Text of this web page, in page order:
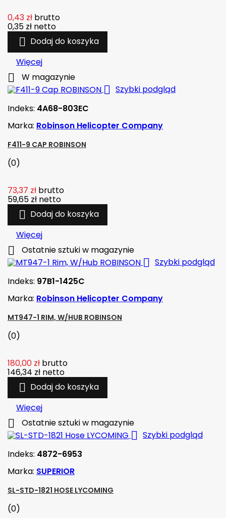
0,43 zł brutto
0,35 zł netto
 Dodaj do koszyka
Więcej
 W magazynie
 Szybki podgląd
Indeks: 4A68-803EC
Marka: Robinson Helicopter Company
F411-9 CAP ROBINSON
(0)
73,37 zł brutto
59,65 zł netto
 Dodaj do koszyka
Więcej
 Ostatnie sztuki w magazynie
 Szybki podgląd
Indeks: 97B1-1425C
Marka: Robinson Helicopter Company
MT947-1 RIM, W/HUB ROBINSON
(0)
180,00 zł brutto
146,34 zł netto
 Dodaj do koszyka
Więcej
 Ostatnie sztuki w magazynie
 Szybki podgląd
Indeks: 4872-6953
Marka: SUPERIOR
SL-STD-1821 HOSE LYCOMING
(0)